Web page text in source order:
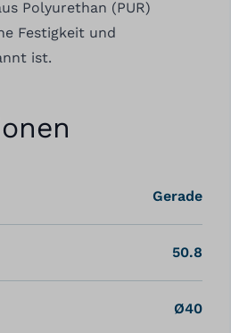
Polyurethan (PUR)
Festigkeit und
ist.
Gerade
50.8
Ø40